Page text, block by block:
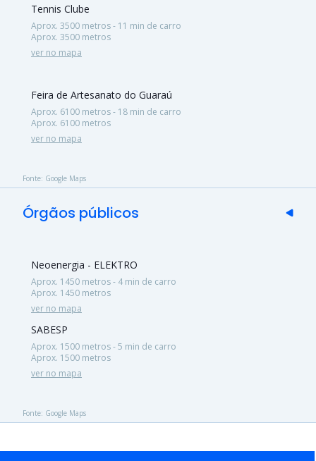
Tennis Clube
Aprox. 3500 metros - 11 min de carro
Aprox. 3500 metros
ver no mapa
Feira de Artesanato do Guaraú
Aprox. 6100 metros - 18 min de carro
Aprox. 6100 metros
ver no mapa
Fonte: Google Maps
Órgãos públicos
Neoenergia - ELEKTRO
Aprox. 1450 metros - 4 min de carro
Aprox. 1450 metros
ver no mapa
SABESP
Aprox. 1500 metros - 5 min de carro
Aprox. 1500 metros
ver no mapa
Fonte: Google Maps